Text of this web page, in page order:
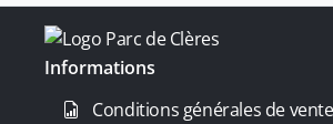
Informations
Conditions générales de